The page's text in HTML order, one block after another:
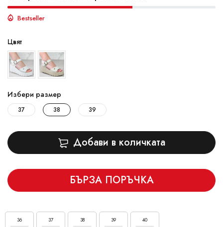
Bestseller
Цвят
Избери размер
37 38 39
Добави в количката
БЪРЗА ПОРЪЧКА
36
37
38
39
40